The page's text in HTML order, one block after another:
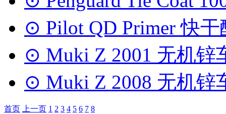
⊙ Pilot QD Primer 快
⊙ Muki Z 2001 无机锌
⊙ Muki Z 2008 无机锌
首页 上一页 1 2 3 4 5 6 7 8